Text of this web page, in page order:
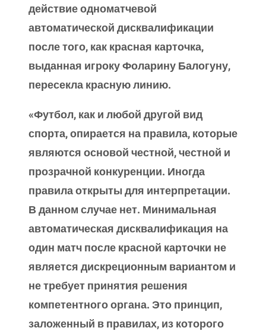
действие одноматчевой
автоматической дисквалификации
после того, как красная карточка,
выданная игроку Фоларину Балогуну,
пересекла красную линию.
«Футбол, как и любой другой вид
спорта, опирается на правила, которые
являются основой честной, честной и
прозрачной конкуренции. Иногда
правила открыты для интерпретации.
В данном случае нет. Минимальная
автоматическая дисквалификация на
один матч после красной карточки не
является дискреционным вариантом и
не требует принятия решения
компетентного органа. Это принцип,
заложенный в правилах, из которого